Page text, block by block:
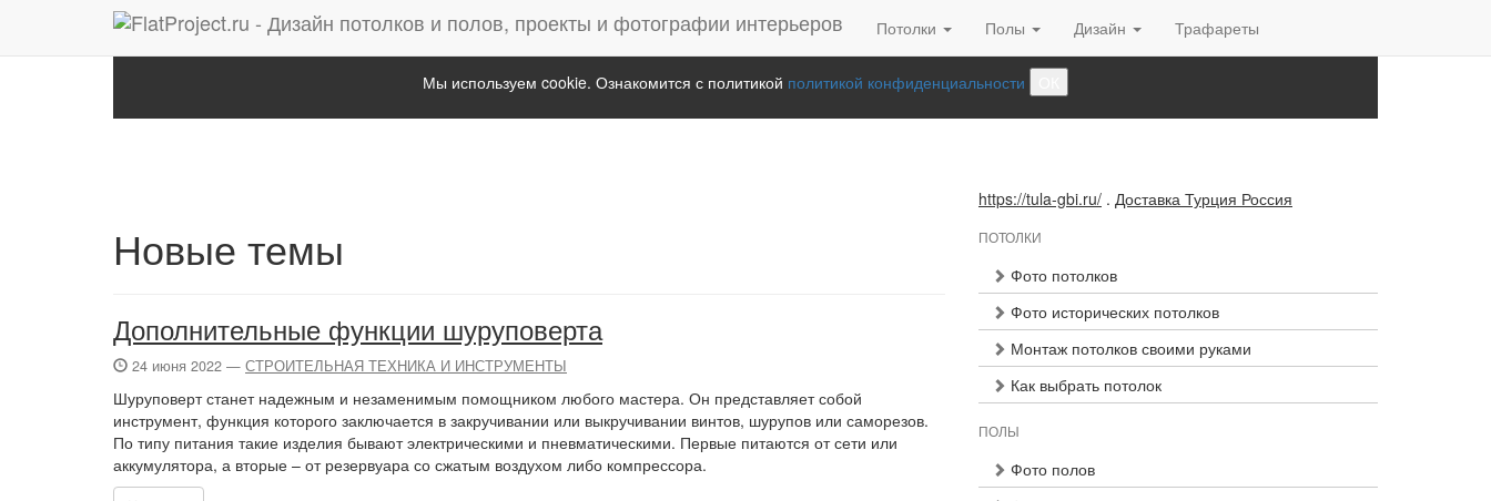
Потолки Полы Дизайн Трафареты
Мы используем cookie. Ознакомится с политикой политикой конфиденциальности
Новые темы
Дополнительные функции шуруповерта
24 июня 2022 — СТРОИТЕЛЬНАЯ ТЕХНИКА И ИНСТРУМЕНТЫ
Шуруповерт станет надежным и незаменимым помощником любого мастера. Он представляет собой
инструмент, функция которого заключается в закручивании или выкручивании винтов, шурупов или саморезов.
По типу питания такие изделия бывают электрическими и пневматическими. Первые питаются от сети или
аккумулятора, а вторые – от резервуара со сжатым воздухом либо компрессора.
https://tula-gbi.ru/ . Доставка Турция Россия
ПОТОЛКИ
Фото потолков
Фото исторических потолков
Монтаж потолков своими руками
Как выбрать потолок
ПОЛЫ
Фото полов